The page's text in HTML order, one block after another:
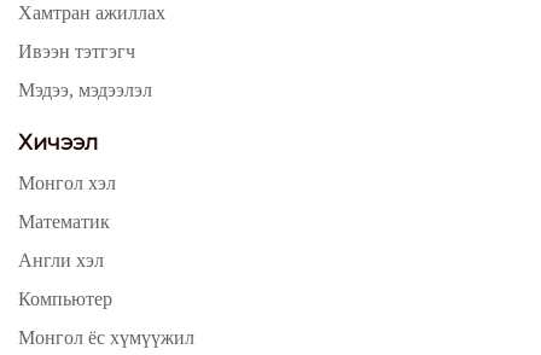
Хамтран ажиллах
Ивээн тэтгэгч
Мэдээ, мэдээлэл
Хичээл
Монгол хэл
Математик
Англи хэл
Компьютер
Монгол ёс хүмүүжил